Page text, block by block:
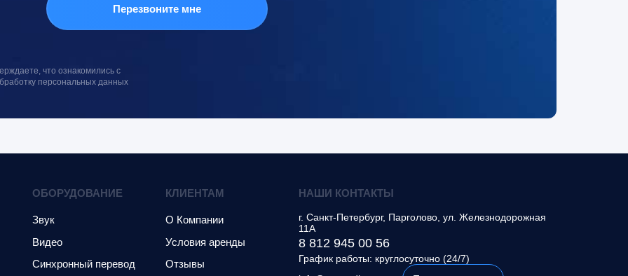
что ознакомились с
персональных данных
ОБОРУДОВАНИЕ
Звук
Видео
Синхронный перевод
КЛИЕНТАМ
О Компании
Условия аренды
Отзывы
НАШИ КОНТАКТЫ
г. Санкт-Петербург, Парголово, ул. Железнодорожная
11А
8 812 945 00 56
График работы: круглосуточно (24/7)